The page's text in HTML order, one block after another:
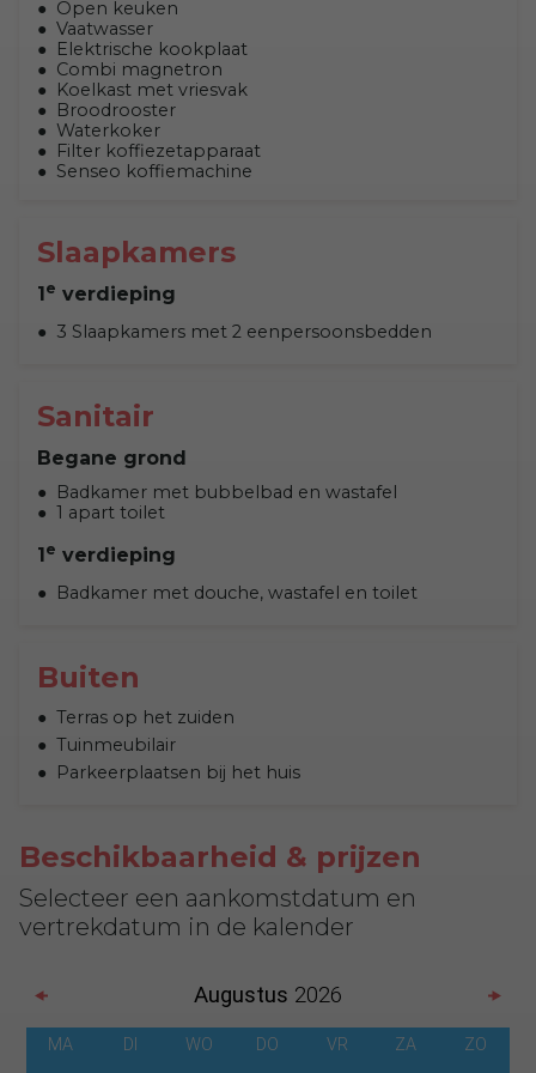
Open keuken
Vaatwasser
Elektrische kookplaat
Combi magnetron
Koelkast met vriesvak
Broodrooster
Waterkoker
Filter koffiezetapparaat
Senseo koffiemachine
Slaapkamers
1e verdieping
3 Slaapkamers met 2 eenpersoonsbedden
Sanitair
Begane grond
Badkamer met bubbelbad en wastafel
1 apart toilet
1 e verdieping
Badkamer met douche, wastafel en toilet
Buiten
Terras op het zuiden
Tuinmeubilair
Parkeerplaatsen bij het huis
Beschikbaarheid & prijzen
Selecteer een aankomstdatum en
vertrekdatum in de kalender
Augustus 2026
MA DI WO DO VR ZA ZO